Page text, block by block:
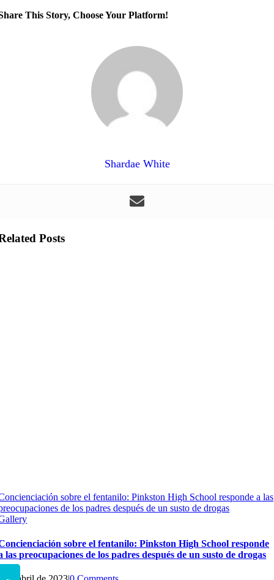
This Story, Choose Your Platform!
Shardae White
Posts
sobre el fentanilo: Pinkston High School responde a las
de los padres después de un susto de drogas
sobre el fentanilo: Pinkston High School responde
las preocupaciones de los padres después de un susto de drogas